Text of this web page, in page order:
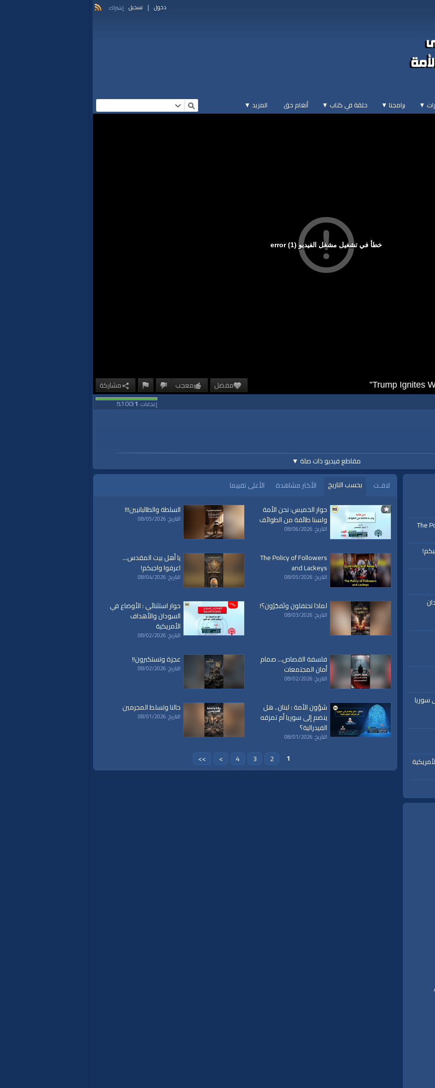
دخول | تسجيل إشتراك:
▼ برامجنا ▼ حلقة في كتاب ▼ أنغام حق المزيد ▼
خطأ في تشغيل مشغل الفيديو (1) error
مفضل معجب مشاركة
إعجابات:1
(
100
%)
Saturday, 13th of
www.alwaqiyah.tv |
الأمريكي|واشنطن|المحقق مولر جون بولتون|جورج بوش|أسحلة الدمار الشامل|
cia
مقاطع فيديو ذات صلة ▼
The
سوريا
لافـت بحسب التاريخ الأكثر مشاهدة
الأعلى تقييما
حوار الخميس: نحن الأمة
ولسنا طائفة من الطوائف
التاريخ: 08/06/2026
السلطة والطالبانيين!!!
التاريخ: 08/05/2026
The Policy of Followers
and Lackeys
التاريخ: 08/05/2026
يا أهل بيت المقدس...
اعرفوا واجبكم!
التاريخ: 08/04/2026
لماذا تحتفلون وتَفجُرُون؟!
التاريخ: 08/03/2026
حوار استثنائي : الأوضاع في
السودان والأهداف
الأمريكية
التاريخ: 08/02/2026
فلسفة القصاص... صمام
أمان المجتمعات
التاريخ: 08/02/2026
عجزة وتستكبرون!!
التاريخ: 08/02/2026
شؤون الأمة : لبنان.. هل
ينضم إلى سوريا أم تمزقه
الفيدرالية؟
التاريخ: 08/01/2026
حالنا وتسلط المجرمين
التاريخ: 08/01/2026
1
2
3
4
>
>>